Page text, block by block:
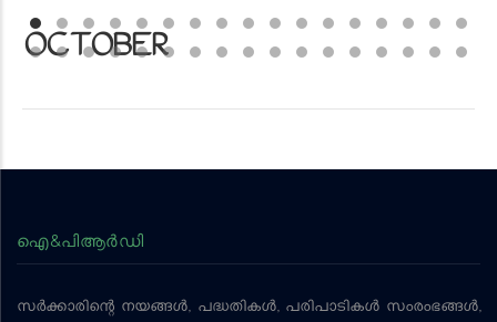
OCTOBER
ഐ&പിആര്‍ഡി
സര്‍ക്കാരിന്റെ നയങ്ങള്‍, പദ്ധതികള്‍, പരിപാടികള്‍ സംരംഭങ്ങള്‍,